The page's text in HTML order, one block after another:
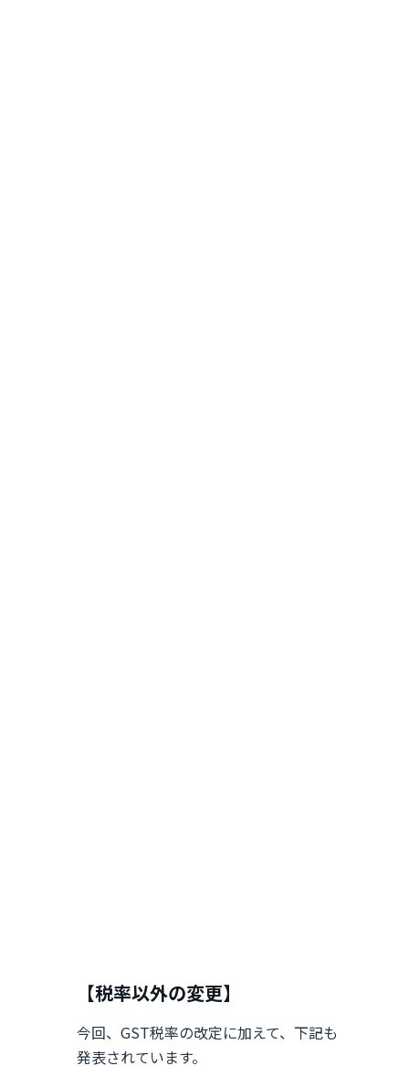
【税率以外の変更】
今回、GST税率の改定に加えて、下記も
発表されています。